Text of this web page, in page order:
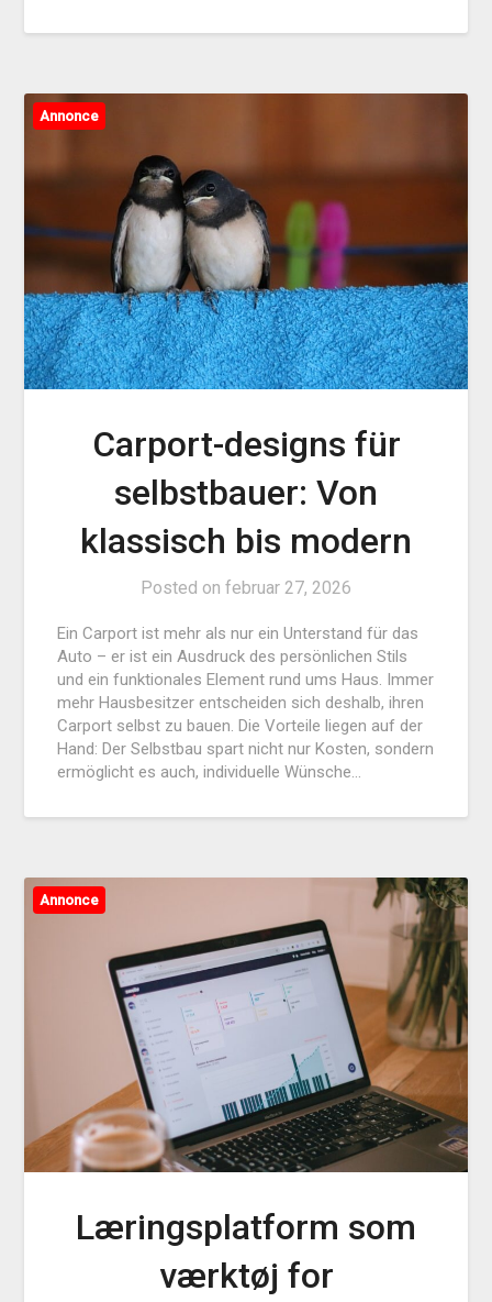
Annonce
Carport-designs für
selbstbauer: Von
klassisch bis modern
Posted on februar 27, 2026
Ein Carport ist mehr als nur ein Unterstand für das
Auto – er ist ein Ausdruck des persönlichen Stils
und ein funktionales Element rund ums Haus. Immer
mehr Hausbesitzer entscheiden sich deshalb, ihren
Carport selbst zu bauen. Die Vorteile liegen auf der
Hand: Der Selbstbau spart nicht nur Kosten, sondern
ermöglicht es auch, individuelle Wünsche…
Annonce
Læringsplatform som
værktøj for